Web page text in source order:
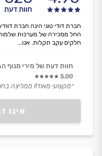
חוות דעת
אינו
חברת דודי טוני הינה חברת
החל ממכירה של מערכות שלמות
חלקים עקב תקלות. אנו...
חוות דעת של מירי מנוף
5.00
״מקצועי מאוד!! ממליצה